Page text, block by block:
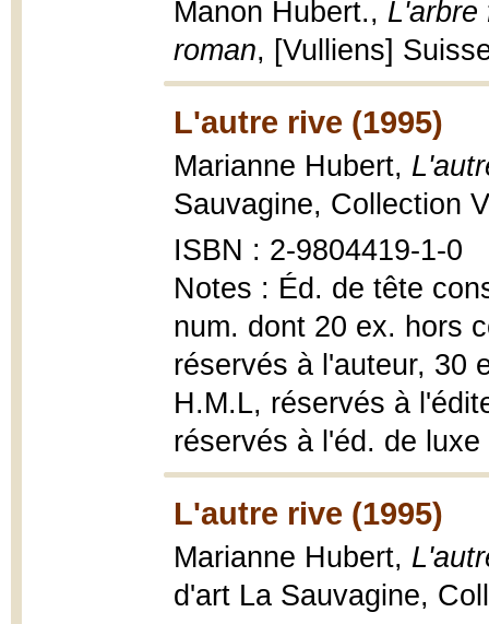
Manon Hubert., L'arbre
roman, [Vulliens]
L'autre rive (1995)
Marianne Hubert,
Sauvagine, Collection
ISBN : 2-9804419-1-0
Notes : Éd. de tête
num. dont 20 ex. hors
réservés à l'auteur, 30
H.M.L, réservés à
réservés à l'éd. de luxe
L'autre rive (1995)
Marianne Hubert,
d'art La Sauvagine,